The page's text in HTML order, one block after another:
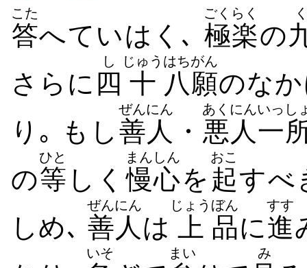
答
こた
へていはく､ 極楽
ごくらく
の
さらに 四
し
十
じゅう
八
はち
願
がん
のな
り｡ もし 善人
ぜんにん
・ 悪人
あくにん
一
いっし
の等
ひと
しく 慢心
まんしん
を 起
おこ
すべ
しめ､ 善人
ぜんにん
は 上
じょう
品
ぼん
に進
すす
いそ まい み